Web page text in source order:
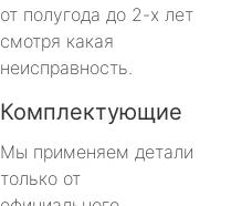
от полугода до 2-х лет
смотря какая
неисправность.
Комплектующие
Мы применяем детали
только от